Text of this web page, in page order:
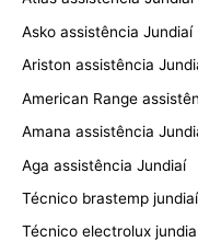
Asko assistência Jundiaí
Ariston assistência
American Range
Amana assistência
Aga assistência Jundiaí
Técnico brastemp jundiaí
Técnico electrolux